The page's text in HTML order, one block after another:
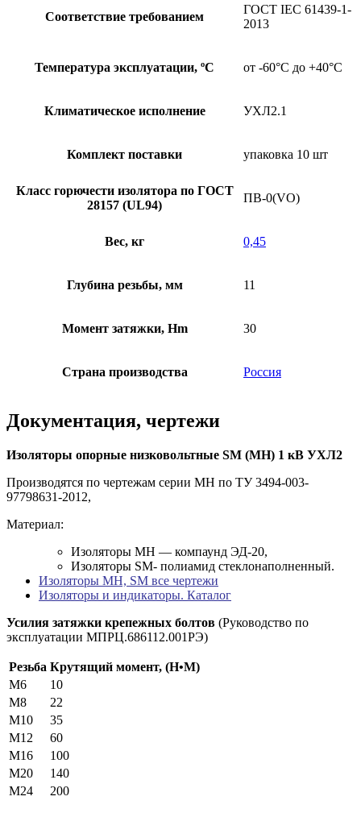
Соответствие требованием
ГОСТ IEC 61439-1-
2013
Температура эксплуатации, ºС от -60°С до +40°С
Климатическое исполнение УХЛ2.1
Комплект поставки упаковка 10 шт
Класс горючести изолятора по ГОСТ
28157 (UL94)
ПВ-0(VO)
Вес, кг 0,45
Глубина резьбы, мм 11
Момент затяжки, Hm 30
Страна производства Россия
Документация, чертежи
Изоляторы опорные низковольтные SM (МН) 1 кВ УХЛ2
Производятся по чертежам серии МН по ТУ 3494-003-
97798631-2012,
Материал:
Изоляторы МН — компаунд ЭД-20,
Изоляторы SM- полиамид стеклонаполненный.
Изоляторы МН, SM все чертежи
Изоляторы и индикаторы. Каталог
Усилия затяжки крепежных болтов (Руководство по
эксплуатации МПРЦ.686112.001РЭ)
Резьба Крутящий момент, (Н•М)
М6
10
М8
22
М10
35
М12
60
М16
100
М20
140
М24
200